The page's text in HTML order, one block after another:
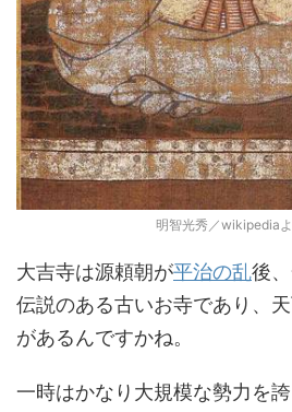
明智光秀／wikipedia
大吉寺は源頼朝が平治の乱後
伝説のある古いお寺であり、
があるんですかね。
一時はかなり大規模な勢力を